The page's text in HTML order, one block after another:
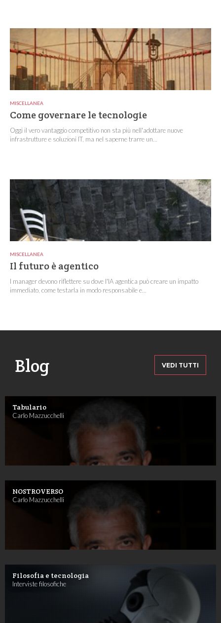
MISCELLANEA
Come governare le tecnologie
Oggi il vero vantaggio competitivo non sta più nell'adottare nuove
infrastrutture e soluzioni IT, ma nel saperne trarre un...
MISCELLANEA
Il futuro è agentico
I manager devono riflettere su dove l'IA agentica può creare un impatto
immediato, come testarla in modo responsabile e...
Blog VEDI TUTTI
Tabulario
Carlo Mazzucchelli
NOSTROVERSO
Carlo Mazzucchelli
Filosofia e tecnologia
Interviste filosofiche